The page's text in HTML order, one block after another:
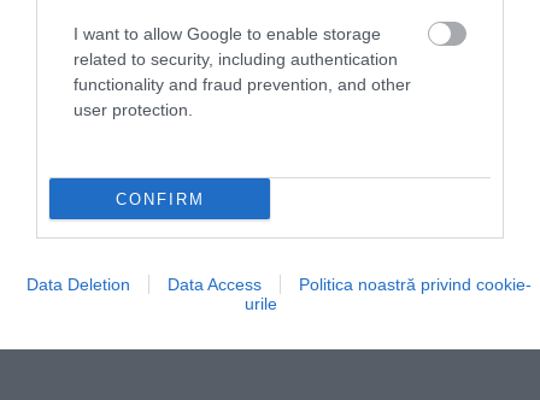
I want to allow Google to enable storage
related to security, including authentication
functionality and fraud prevention, and other
user protection.
CONFIRM
Data Deletion Data Access
Politica noastră privind cookie-
urile
infiltrează încet în crăpăturile calcarului au creat, de-
a lungul timpului, cavități și crăpături din ce în ce
mai mari.